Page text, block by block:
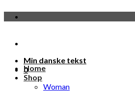
Min danske tekst
0
Home
Shop
Woman